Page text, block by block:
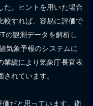
た。ヒントを用いた場合
較すれば、容易に評価で
の観測データを解析し
気象予報のシステムに
業績により気象庁長官表
れています。
価だと思っています。衛